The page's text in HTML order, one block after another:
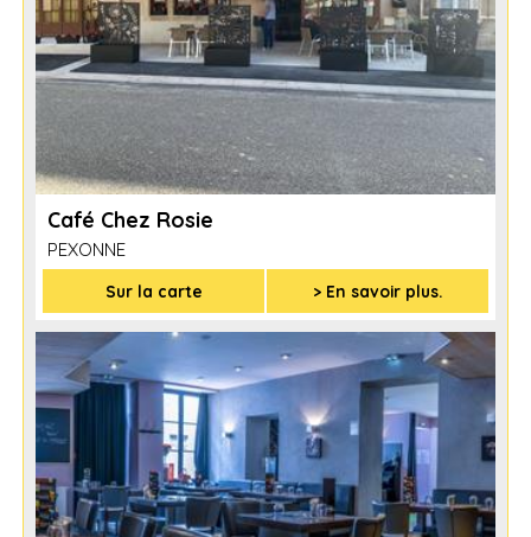
Café Chez Rosie
PEXONNE
Sur la carte > En savoir plus.